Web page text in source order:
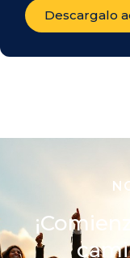
Descargalo